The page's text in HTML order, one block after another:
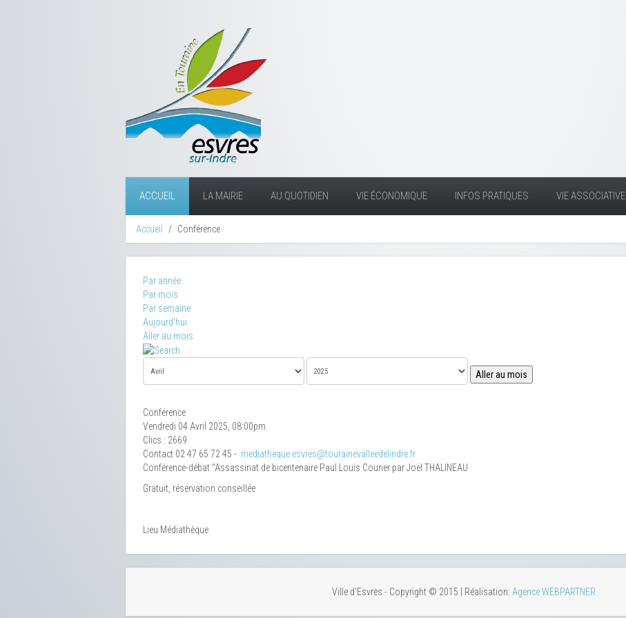
ACCUEIL LA MAIRIE AU QUOTIDIEN VIE ÉCONOMIQUE INFOS PRATIQUES VIE ASSOCIATIVE
Accueil Conférence
Par année
Par mois
Par semaine
Aujourd'hui
Aller au mois
Aller au mois
Conférence
Vendredi 04 Avril 2025, 08:00pm
Clics : 2669
Contact 02 47 65 72 45 - mediatheque.esvres@tourainevalleedelindre.fr
Conférence-débat "Assassinat de bicentenaire Paul Louis Courier par Joël THALINEAU
Gratuit, réservation conseillée
Lieu Médiathèque
Ville d'Esvres - Copyright © 2015 | Réalisation: Agence WEBPARTNER